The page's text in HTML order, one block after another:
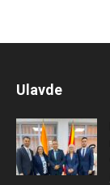
Ulavde